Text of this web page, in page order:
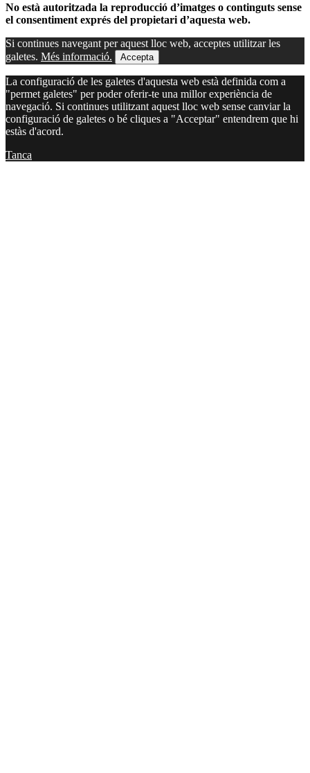
No està autoritzada la reproducció d’imatges o continguts sense
el consentiment exprés del propietari d’aquesta web.
Si continues navegant per aquest lloc web, acceptes utilitzar les
galetes. Més informació. Accepta
La configuració de les galetes d'aquesta web està definida com a
"permet galetes" per poder oferir-te una millor experiència de
navegació. Si continues utilitzant aquest lloc web sense canviar la
configuració de galetes o bé cliques a "Acceptar" entendrem que hi
estàs d'acord.
Tanca